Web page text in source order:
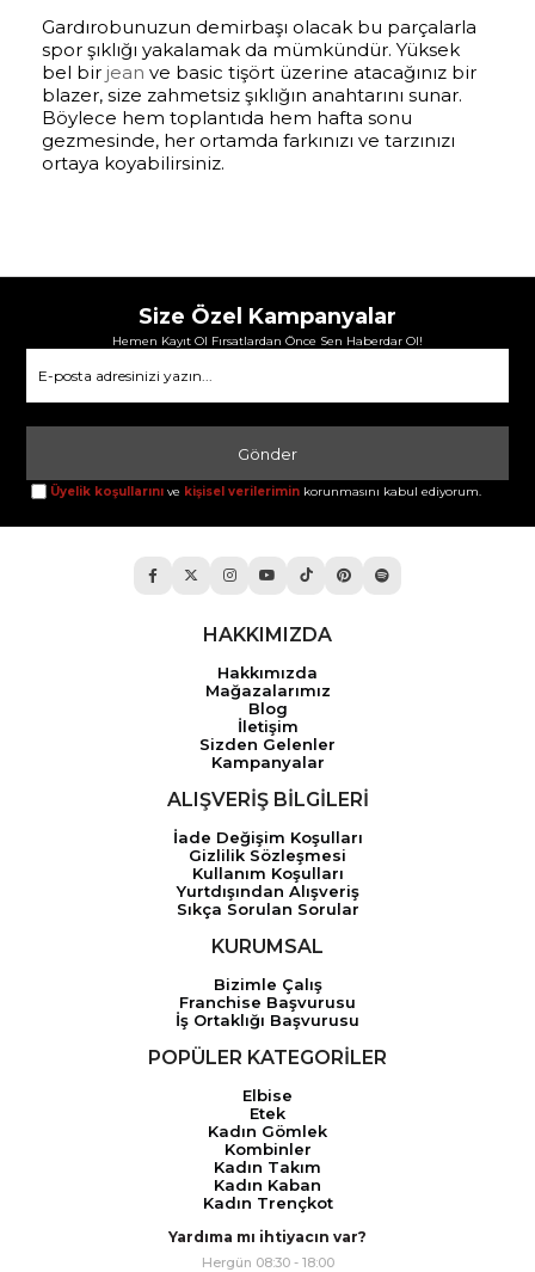
Gardırobunuzun demirbaşı olacak bu parçalarla
spor şıklığı yakalamak da mümkündür. Yüksek
bel bir jean ve basic tişört üzerine atacağınız bir
blazer, size zahmetsiz şıklığın anahtarını sunar.
Böylece hem toplantıda hem hafta sonu
gezmesinde, her ortamda farkınızı ve tarzınızı
ortaya koyabilirsiniz.
Size Özel Kampanyalar
Hemen Kayıt Ol Fırsatlardan Önce Sen Haberdar Ol!
Gönder
Üyelik koşullarını ve kişisel verilerimin korunmasını kabul ediyorum.
HAKKIMIZDA
Hakkımızda
Mağazalarımız
Blog
İletişim
Sizden Gelenler
Kampanyalar
ALIŞVERİŞ BİLGİLERİ
İade Değişim Koşulları
Gizlilik Sözleşmesi
Kullanım Koşulları
Yurtdışından Alışveriş
Sıkça Sorulan Sorular
KURUMSAL
Bizimle Çalış
Franchise Başvurusu
İş Ortaklığı Başvurusu
POPÜLER KATEGORİLER
Elbise
Etek
Kadın Gömlek
Kombinler
Kadın Takım
Kadın Kaban
Kadın Trençkot
Yardıma mı ihtiyacın var?
Hergün 08:30 - 18:00